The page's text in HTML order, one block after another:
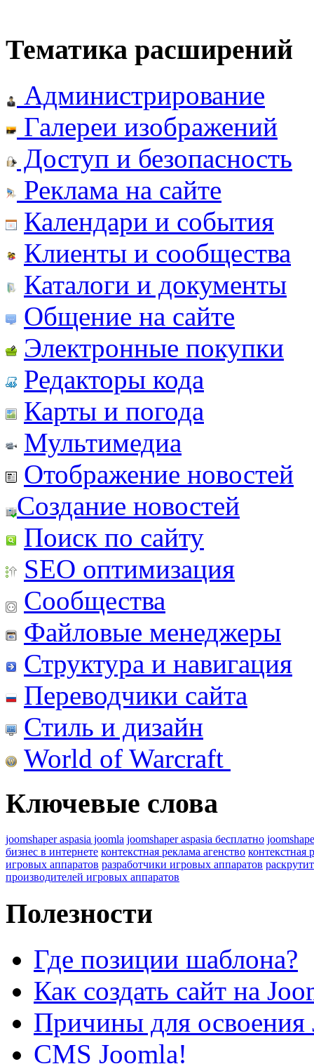
Тематика расширений
Администрирование
Галереи изображений
Доступ и безопасность
Реклама на сайте
Календари и события
Клиенты и сообщества
Каталоги и документы
Общение на сайте
Электронные покупки
Редакторы кода
Карты и погода
Мультимедиа
Отображение новостей
Создание новостей
Поиск по сайту
SEO оптимизация
Сообщества
Файловые менеджеры
Структура и навигация
Переводчики сайта
Стиль и дизайн
World of Warcraft
Ключевые слова
joomshaper aspasia joomla joomshaper aspasia бесплатно
бизнес в интернете контекстная реклама агенство контекстная
игровых аппаратов разработчики игровых аппаратов
производителей игровых аппаратов
Полезности
Где позиции шаблона?
Как создать сайт на
Причины для освоения
CMS Joomla!